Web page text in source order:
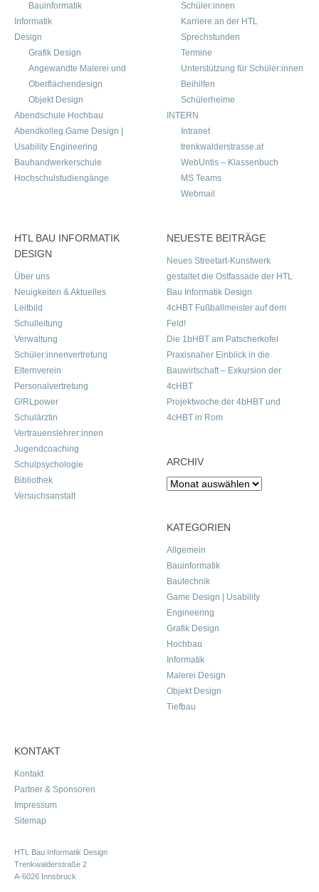
Bauinformatik
Informatik
Design
Grafik Design
Angewandte Malerei und
Oberflächendesign
Objekt Design
Abendschule Hochbau
Abendkolleg Game Design |
Usability Engineering
Bauhandwerkerschule
Hochschulstudiengänge
Schüler:innen
Karriere an der HTL
Sprechstunden
Termine
Unterstützung für Schüler:innen
Beihilfen
Schülerheime
INTERN
Intranet
trenkwalderstrasse.at
WebUntis – Klassenbuch
MS Teams
Webmail
HTL BAU INFORMATIK
DESIGN
Über uns
Neuigkeiten & Aktuelles
Leitbild
Schulleitung
Verwaltung
Schüler:innenvertretung
Elternverein
Personalvertretung
G!RLpower
Schulärztin
Vertrauenslehrer:innen
Jugendcoaching
Schulpsychologie
Bibliothek
Versuchsanstalt
NEUESTE BEITRÄGE
Neues Streetart-Kunstwerk
gestaltet die Ostfassade der HTL
Bau Informatik Design
4cHBT Fußballmeister auf dem
Feld!
Die 1bHBT am Patscherkofel
Praxisnaher Einblick in die
Bauwirtschaft – Exkursion der
4cHBT
Projektwoche der 4bHBT und
4cHBT in Rom
ARCHIV
Archiv
KATEGORIEN
Allgemein
Bauinformatik
Bautechnik
Game Design | Usability
Engineering
Grafik Design
Hochbau
Informatik
Malerei Design
Objekt Design
Tiefbau
KONTAKT
Kontakt
Partner & Sponsoren
Impressum
Sitemap
HTL Bau Informatik Design
Trenkwalderstraße 2
A-6026 Innsbruck